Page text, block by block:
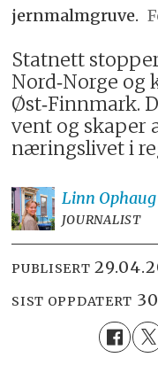
jernmalmgruve.
Statnett
Nord‑Norge
Øst‑Finnmark.
vent og skaper
næringslivet i
Linn Ophaug
JOURNALIST
PUBLISERT
SIST OPPDATERT